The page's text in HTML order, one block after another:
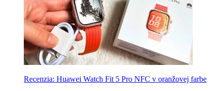
Recenzia: Huawei Watch Fit 5 Pro NFC v oranžovej farbe